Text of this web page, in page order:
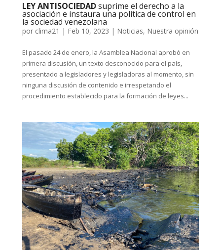
LEY ANTISOCIEDADsuprime el derecho a la
asociación e instaura una política de control en
la sociedad venezolana
por clima21 | Feb 10, 2023 | Noticias, Nuestra opinión
El pasado 24 de enero, la Asamblea Nacional aprobó en
primera discusión, un texto desconocido para el país,
presentado a legisladores y legisladoras al momento, sin
ninguna discusión de contenido e irrespetando el
procedimiento establecido para la formación de leyes...